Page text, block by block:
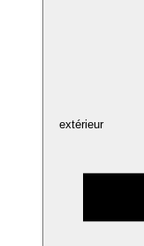
extérieur